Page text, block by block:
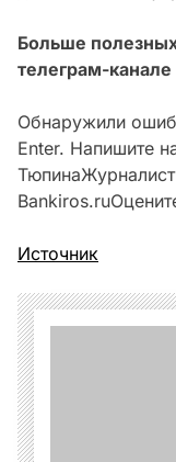
Больше
телеграм-
Обнаружили
Enter. Напишите
Тюпина
Bankiros.ru
Источник